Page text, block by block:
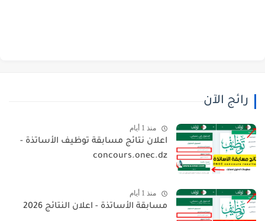
رائج الآن
منذ 1 أيام
اعلان نتائج مسابقة توظيف الأساتذة -
concours.onec.dz
منذ 1 أيام
مسابقة الأساتذة - اعلان النتائج 2026